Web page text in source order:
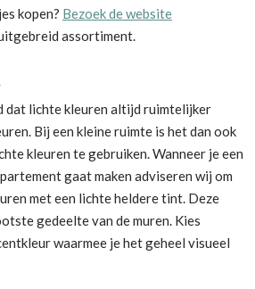
kopen? Bezoek de website
assortiment.
dat lichte kleuren altijd ruimtelijker
Bij een kleine ruimte is het dan ook
kleuren te gebruiken. Wanneer je een
gaat maken adviseren wij om
met een lichte heldere tint. Deze
gedeelte van de muren. Kies
waarmee je het geheel visueel